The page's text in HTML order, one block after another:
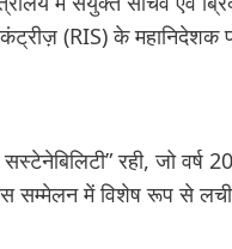
(RIS) के महानिदेशक
रही, जो वर्ष
सम्मेलन में विशेष रूप से